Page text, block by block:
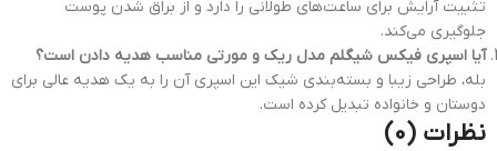
تثبیت آرایش برای ساعت‌های طولانی را دارد و از براق شدن پوست
جلوگیری می‌کند.
آیا اسپری فیکس شیگلم مدل ریک و مورتی مناسب هدیه دادن است؟
بله، طراحی زیبا و بسته‌بندی شیک این اسپری آن را به یک هدیه عالی برای
دوستان و خانواده تبدیل کرده است.
نظرات (0)